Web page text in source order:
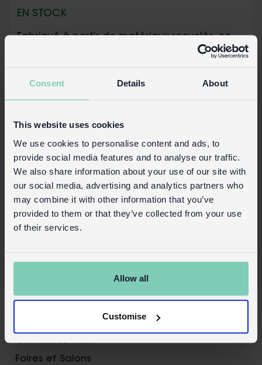
Consent Details About
This website uses cookies
We use cookies to personalise content and ads, to
provide social media features and to analyse our traffic.
We also share information about your use of our site with
our social media, advertising and analytics partners who
may combine it with other information that you’ve
provided to them or that they’ve collected from your use
of their services.
Allow all
Customise
EN STOCK
Fabriqué à partir de matériaux recyclés, ce
sac polyvalent présente notre magnifique
parfaite pour ranger des articles de toilette
Sécurité et entretien
Détails du produit
Connexion commerciale
Acheter sur notre site grand public
Contactez nous
Foires et Salons